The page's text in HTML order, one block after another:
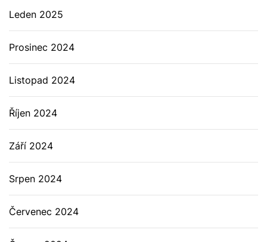
Leden 2025
Prosinec 2024
Listopad 2024
Říjen 2024
Září 2024
Srpen 2024
Červenec 2024